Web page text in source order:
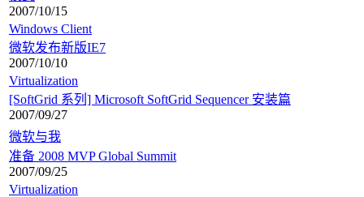
2007/10/15
Windows Client
微软发布新版IE7
2007/10/10
Virtualization
[SoftGrid 系列] Microsoft SoftGrid Sequencer 安装篇
2007/09/27
微软与我
准备 2008 MVP Global Summit
2007/09/25
Virtualization